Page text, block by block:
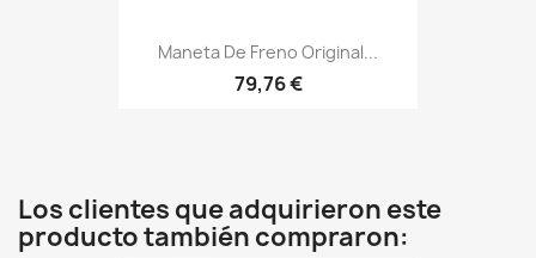
Maneta De Freno Original...
79,76 €
Los clientes que adquirieron este
producto también compraron: